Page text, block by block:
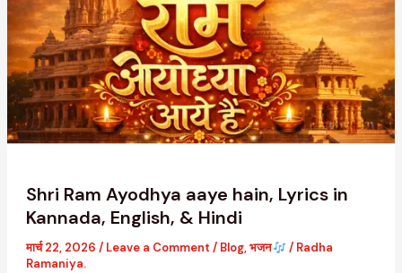
Shri Ram Ayodhya aaye hain, Lyrics in
Kannada, English, & Hindi
मार्च 22, 2026 / Leave a Comment / Blog,भजन / Radha
Ramaniya.
aaye
hain,
Lyrics
in
Kannada,
English,
&